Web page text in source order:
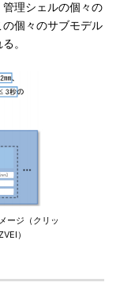
理シェルの個々の
個々のサブモデル
。
ージ（クリッ
）